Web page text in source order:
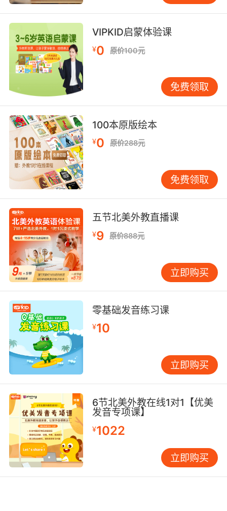
少儿时期不仅是孩子学习知识的黄金时期，同时
也是孩子最为贪玩的时期，所以在这个时期很多
孩子其实是比较反感学习的，因此教授少儿英语
的时候一定要注意学习方法的应用。而寓教于乐
的教学方法就是比较有效的英语教育方法，这种
教学方法可以让孩子在玩的过程中有效的去学习
英语知识，同时对于孩子英语兴趣的培养也会有
很大的帮助。所以老师要抓住孩子的这一特性帮
助他们更加有效的进行学习，不要让孩子对学习
产生厌烦和压力而是帮助他们产生英语学习的兴
趣。
哪个少儿英语好？以上就是为大家介绍相关内
容，只有教学的方法和孩子很好的契合在一起才
可以帮助孩子培养良好的英语学习习惯，进而才
可以帮助提升孩子的英语水平。
VIPKID启蒙体验课
¥0 原价100元
免费领取
100本原版绘本
¥0 原价288元
免费领取
五节北美外教直播课
¥9 原价888元
立即购买
零基础发音练习课
¥10
立即购买
6节北美外教在线1对1【优美
发音专项课】
¥1022
立即购买